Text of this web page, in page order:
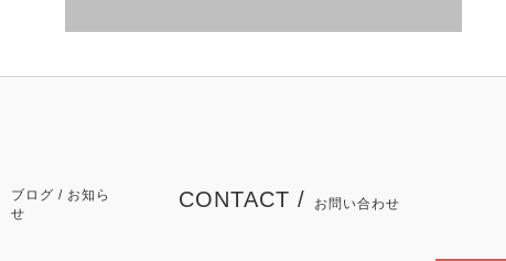
ブログ / お知ら
せ
CONTACT / お問い合わせ